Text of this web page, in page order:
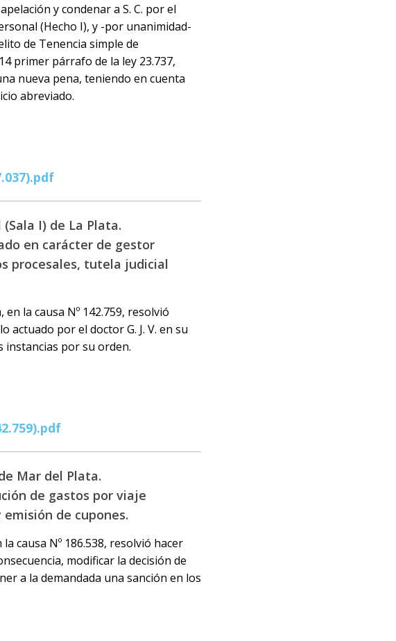
y condenar a S. C. por el
(Hecho I), y -por unanimidad-
de Tenencia simple de
primer párrafo de la ley 23.737,
nueva pena, teniendo en cuenta
abreviado.
I) de La Plata.
en carácter de gestor
procesales, tutela judicial
en la causa Nº 142.759, resolvió
actuado por el doctor G. J. V. en su
instancias por su orden.
Mar del Plata.
de gastos por viaje
de cupones.
causa Nº 186.538, resolvió hacer
modificar la decisión de
a la demandada una sanción en los